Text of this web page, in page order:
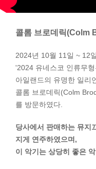
콜롬 브로데릭(Colm
2024년 10월 11일 ~ 12
'2024 유네스코 인류무
아일랜드의 유명한 일리
콜롬 브로데릭(Colm
를 방문하였다.
당사에서 판매하는 뮤지
지게 연주하였으며,
이 악기는 상당히 좋은